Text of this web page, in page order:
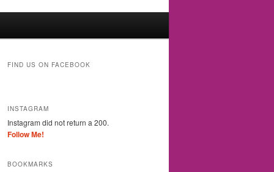
FIND US ON FACEBOOK
INSTAGRAM
Instagram did not return a 200.
Follow Me!
BOOKMARKS